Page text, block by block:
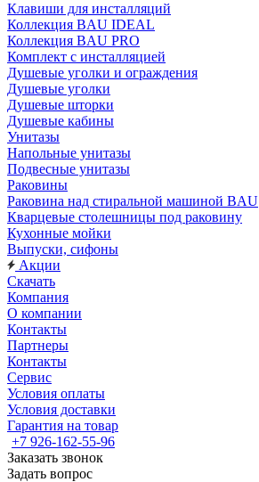
Клавиши для инсталляций
Коллекция BAU IDEAL
Коллекция BAU PRO
Комплект с инсталляцией
Душевые уголки и ограждения
Душевые уголки
Душевые шторки
Душевые кабины
Унитазы
Напольные унитазы
Подвесные унитазы
Раковины
Раковина над стиральной машиной BAU
Кварцевые столешницы под раковину
Кухонные мойки
Выпуски, сифоны
Акции
Скачать
Компания
О компании
Контакты
Партнеры
Контакты
Сервис
Условия оплаты
Условия доставки
Гарантия на товар
+7 926-162-55-96
Заказать звонок
Задать вопрос